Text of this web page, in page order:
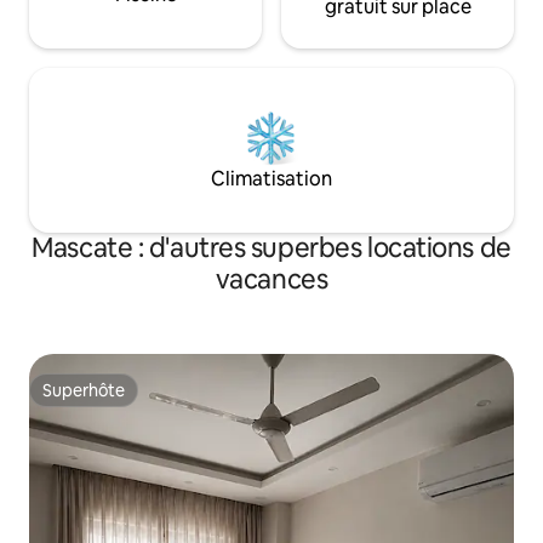
gratuit sur place
Climatisation
Mascate : d'autres superbes locations de
vacances
Superhôte
Superhôte